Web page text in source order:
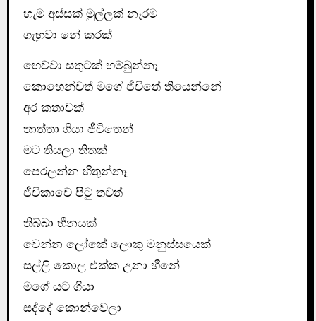
හැම අස්සක් මුල්ලක් නෑරම
ගැහුවා නේ කරක්
හෙව්වා සතුටක් හම්බුන්නෑ
කොහෙන්වත් මගේ ජීවිතේ තියෙන්නේ
අර කතාවක්
තාත්තා ගියා ජීවිතෙන්
මට තියලා තිතක්
පෙරලන්න හිතුන්නෑ
ජීවිකාවේ පිටු තවත්
තිබ්බා හීනයක්
වෙන්න ලෝකේ ලොකු මනුස්සයෙක්
සල්ලි කොල එක්ක උනා හීනේ
මගේ යට ගියා
සද්දේ කොන්වෙලා